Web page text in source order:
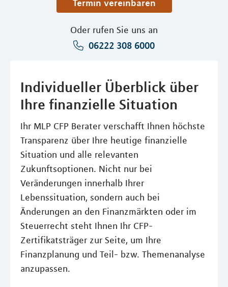
Termin vereinbaren
Oder rufen Sie uns an
06222 308 6000
Individueller Überblick über
Ihre finanzielle Situation
Ihr MLP CFP Berater verschafft Ihnen höchste
Transparenz über Ihre heutige finanzielle
Situation und alle relevanten
Zukunftsoptionen. Nicht nur bei
Veränderungen innerhalb Ihrer
Lebenssituation, sondern auch bei
Änderungen an den Finanzmärkten oder im
Steuerrecht steht Ihnen Ihr CFP-
Zertifikatsträger zur Seite, um Ihre
Finanzplanung und Teil- bzw. Themenanalyse
anzupassen.